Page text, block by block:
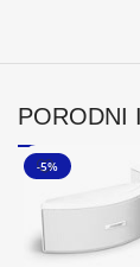
PORODNI
-5%